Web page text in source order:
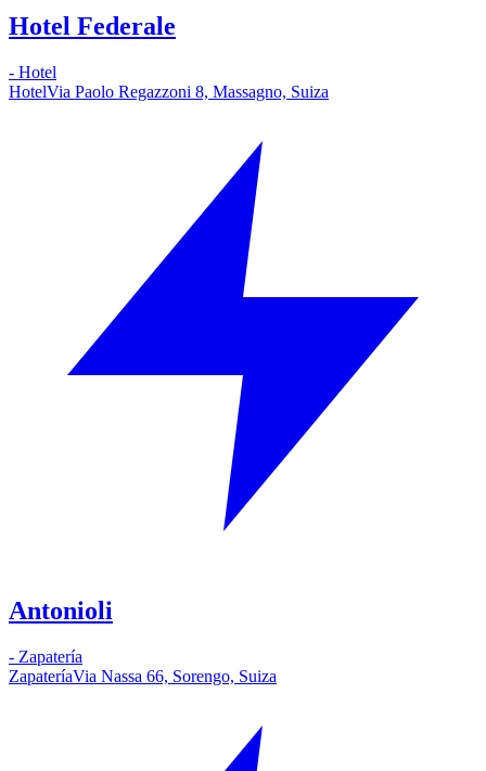
Hotel Federale
- Hotel
HotelVia Paolo Regazzoni 8, Massagno, Suiza
Antonioli
- Zapatería
ZapateríaVia Nassa 66, Sorengo, Suiza